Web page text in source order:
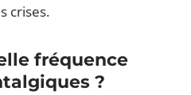
crises.
fréquence
?